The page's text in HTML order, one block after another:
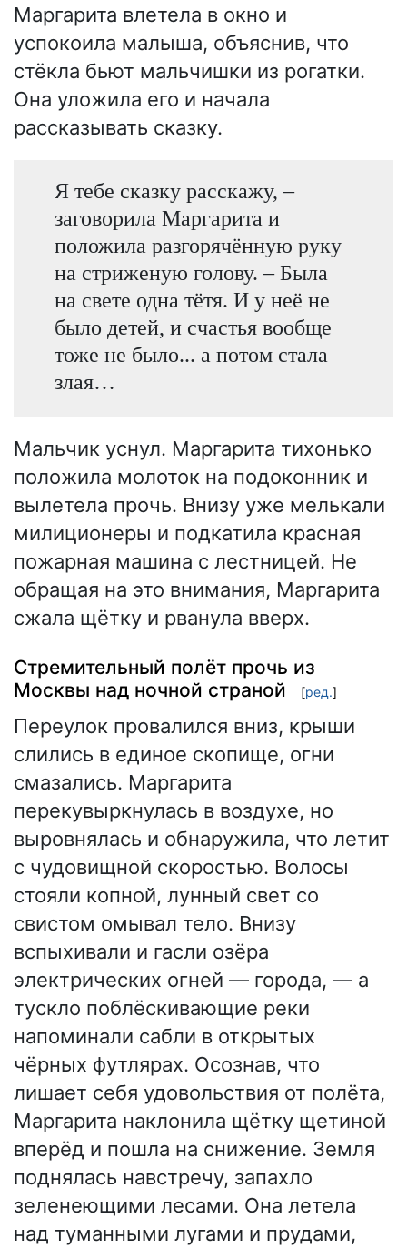
Маргарита влетела в окно и
успокоила малыша, объяснив, что
стёкла бьют мальчишки из рогатки.
Она уложила его и начала
рассказывать сказку.
Я тебе сказку расскажу, –
заговорила Маргарита и
положила разгорячённую руку
на стриженую голову. – Была
на свете одна тётя. И у неё не
было детей, и счастья вообще
тоже не было... а потом стала
злая…
Мальчик уснул. Маргарита тихонько
положила молоток на подоконник и
вылетела прочь. Внизу уже мелькали
милиционеры и подкатила красная
пожарная машина с лестницей. Не
обращая на это внимания, Маргарита
сжала щётку и рванула вверх.
Стремительный полёт прочь из
Москвы над ночной страной
[ред.]
Переулок провалился вниз, крыши
слились в единое скопище, огни
смазались. Маргарита
перекувыркнулась в воздухе, но
выровнялась и обнаружила, что летит
с чудовищной скоростью. Волосы
стояли копной, лунный свет со
свистом омывал тело. Внизу
вспыхивали и гасли озёра
электрических огней — города, — а
тускло поблёскивающие реки
напоминали сабли в открытых
чёрных футлярах. Осознав, что
лишает себя удовольствия от полёта,
Маргарита наклонила щётку щетиной
вперёд и пошла на снижение. Земля
поднялась навстречу, запахло
зеленеющими лесами. Она летела
над туманными лугами и прудами,